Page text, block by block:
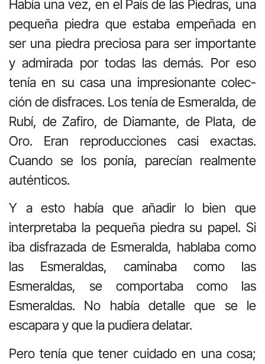
Había una vez, en el País de las Piedras, una
pequeña piedra que esta­ba empeñada en
ser una piedra preciosa para ser importante
y admirada por todas las demás. Por eso
tenía en su casa una impresionante colec­
ción de disfraces. Los tenía de Esmeralda, de
Rubí, de Zafiro, de Dia­mante, de Plata, de
Oro. Eran reproducciones casi exactas.
Cuando se los ponía, parecían realmente
auténticos.
Y a esto había que añadir lo bien que
interpretaba la pequeña piedra su papel. Si
iba disfrazada de Esmeralda, hablaba como
las Esmeraldas, caminaba como las
Esmeraldas, se comportaba como las
Esmeraldas. No había detalle que se le
escapara y que la pudiera delatar.
Pero tenía que tener cuidado en una cosa;